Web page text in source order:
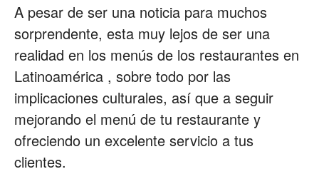
A pesar de ser una noticia para muchos
sorprendente, esta muy lejos de ser una
realidad en los menús de los restaurantes en
Latinoamérica , sobre todo por las
implicaciones culturales, así que a seguir
mejorando el menú de tu restaurante y
ofreciendo un excelente servicio a tus
clientes.